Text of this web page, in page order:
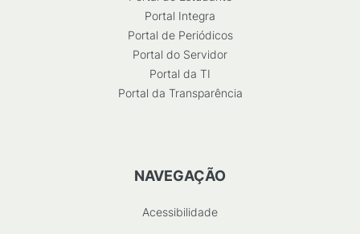
Portal Integra
Portal de Periódicos
Portal do Servidor
Portal da TI
Portal da Transparência
NAVEGAÇÃO
Acessibilidade